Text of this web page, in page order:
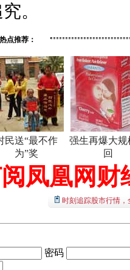
。
热点推荐：
民送“最不作
为”奖
强生再爆大规
回
凤凰网财
时刻追踪股市行情
密码